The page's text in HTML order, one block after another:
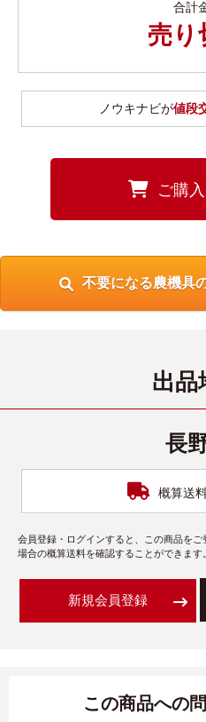
合計
売り
ノウキナビが値段
ご購
不要になる農機具
出品
長
概算送
会員登録・ログインすると、この商品を
場合の概算送料を確認することができます。
新規会員登録
この商品への